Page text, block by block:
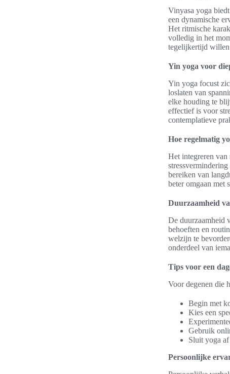
Vinyasa yoga
een dynamische
Het ritmische
volledig in het
tegelijkertijd
Yin yoga voor
Yin yoga focust
loslaten van
elke houding te
effectief is voor
contemplatieve
Hoe regelmatig
Het integreren
bereiken van
beter omgaan met
Duurzaamheid
De duurzaamheid
behoeften en
welzijn te
onderdeel van
Tips voor een
Voor degenen die
Begin met
Kies een
Gebruik
Sluit yoga
Persoonlijke